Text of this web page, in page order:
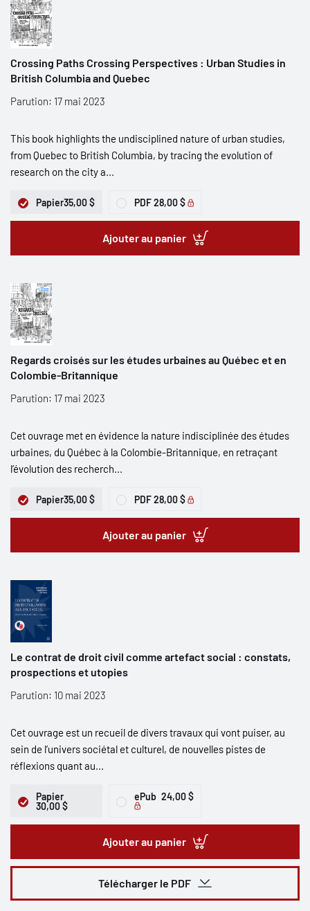
Crossing Paths Crossing Perspectives : Urban Studies in
British Columbia and Quebec
Parution: 17 mai 2023
This book highlights the undisciplined nature of urban studies,
from Quebec to British Columbia, by tracing the evolution of
research on the city a...
Papier35,00 $ PDF28,00 $
Ajouter au panier
Regards croisés sur les études urbaines au Québec et en
Colombie-Britannique
Parution: 17 mai 2023
Cet ouvrage met en évidence la nature indisciplinée des études
urbaines, du Québec à la Colombie-Britannique, en retraçant
l’évolution des recherch...
Papier35,00 $ PDF28,00 $
Ajouter au panier
Le contrat de droit civil comme artefact social : constats,
prospections et utopies
Parution: 10 mai 2023
Cet ouvrage est un recueil de divers travaux qui vont puiser, au
sein de l’univers sociétal et culturel, de nouvelles pistes de
réflexions quant au...
Papier
30,00 $
ePub 24,00 $
Ajouter au panier
Télécharger le PDF